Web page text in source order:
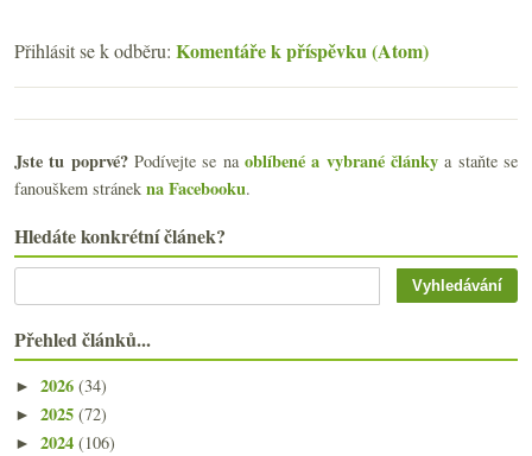
Přihlásit se k odběru: Komentáře k příspěvku (Atom)
Jste tu poprvé?Podívejte se naoblíbené a vybrané články a staňte se
fanouškem stránek na Facebooku.
Hledáte konkrétní článek?
Přehled článků...
► 2026 (34)
► 2025 (72)
► 2024 (106)